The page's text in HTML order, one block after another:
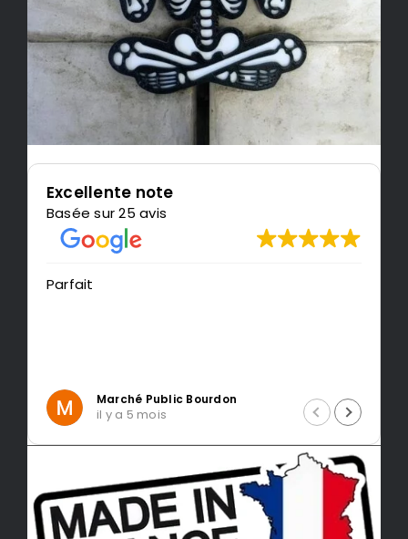
Excellente note
Basée sur 25 avis
Intragest Etude